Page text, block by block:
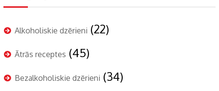
Alkoholiskie dzērieni (22)
Ātrās receptes (45)
Bezalkoholiskie dzērieni (34)